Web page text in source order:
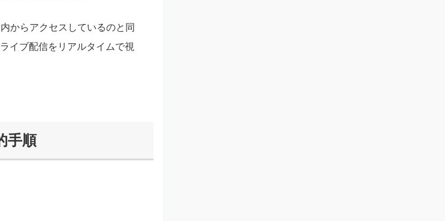
からアクセスしているのと同
イブ配信をリアルタイムで視
手順